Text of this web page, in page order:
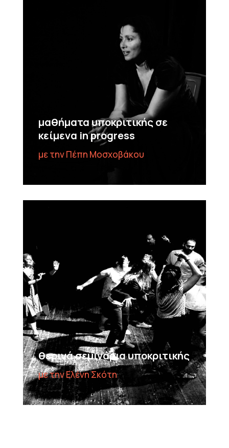
μαθήματα υποκριτικής σε
κείμενα in progress
με την Πέπη Μοσχοβάκου
θερινά σεμινάρια υποκριτικής
με την Ελένη Σκότη